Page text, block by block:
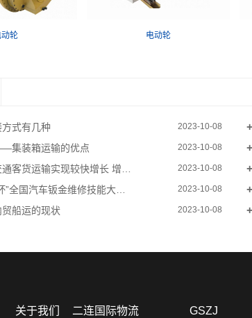
动轮 电动轮
式有几种 2023-10-08
集装箱运输的优点 2023-10-08
客货运输实现较快增长 增… 2023-10-08
”全国汽车钣金维修技能大… 2023-10-08
船运的现状 2023-10-08
关于我们 二连国际物流 GSZJ